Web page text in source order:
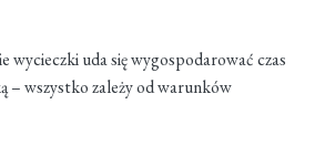
wycieczki uda się wygospodarować czas
– wszystko zależy od warunków